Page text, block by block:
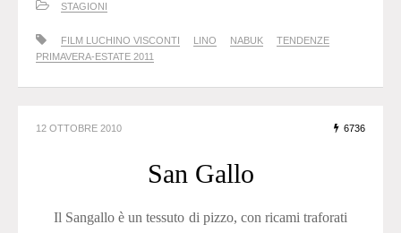
STAGIONI
FILM LUCHINO VISCONTI LINO NABUK
TENDENZE
PRIMAVERA-ESTATE 2011
12 OTTOBRE 2010 6736
San Gallo
Il Sangallo è un tessuto di pizzo, con ricami traforati